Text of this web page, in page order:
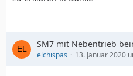
SM7 mit Nebentrieb
elchispas 13. Januar 2020